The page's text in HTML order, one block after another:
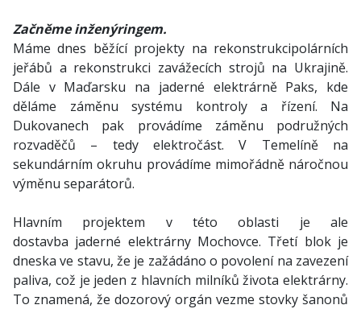
Začněme inženýringem.
Máme dnes běžící projekty na rekonstrukcipolárních
jeřábů a rekonstrukci zavážecích strojů na Ukrajině.
Dále v Maďarsku na jaderné elektrárně Paks, kde
děláme záměnu systému kontroly a řízení. Na
Dukovanech pak provádíme záměnu podružných
rozvaděčů – tedy elektročást. V Temelíně na
sekundárním okruhu provádíme mimořádně náročnou
výměnu separátorů.
Hlavním projektem v této oblasti je ale
dostavba jaderné elektrárny Mochovce. Třetí blok je
dneska ve stavu, že je zažádáno o povolení na zavezení
paliva, což je jeden z hlavních milníků života elektrárny.
To znamená, že dozorový orgán vezme stovky šanonů